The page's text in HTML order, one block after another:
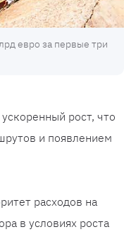
евро за первые три
рост, что
и появлением
расходов на
в условиях роста